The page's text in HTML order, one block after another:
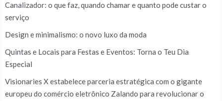
Canalizador: o que faz, quando chamar e quanto pode custar o
serviço
Design e minimalismo: o novo luxo da moda
Quintas e Locais para Festas e Eventos: Torna o Teu Dia
Especial
Visionaries X estabelece parceria estratégica com o gigante
europeu do comércio eletrônico Zalando para revolucionar o